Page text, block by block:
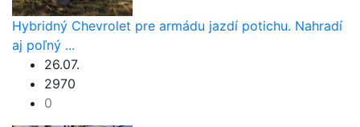
Hybridný Chevrolet pre armádu jazdí potichu. Nahradí
aj poľný ...
26.07.
2970
0